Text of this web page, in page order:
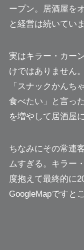
ープン。居酒屋を
と経営は続いていま
実はキラー・カー
けではありません
「スナックかんち
食べたい」と言っ
を増やして居酒屋に
ちなみにその常連
ムすぎる。 キラー
度抱えて最終的に
GoogleMapですと